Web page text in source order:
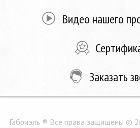
Видео нашего
Заказать
Габриэль ® Все права защищены ©